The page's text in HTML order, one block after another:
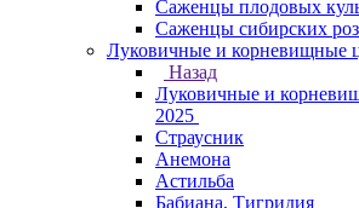
Саженцы плодовых
Саженцы сибирских
Луковичные и
Назад
Луковичные и
2025
Страусник
Анемона
Астильба
Бабиана, Тигридия